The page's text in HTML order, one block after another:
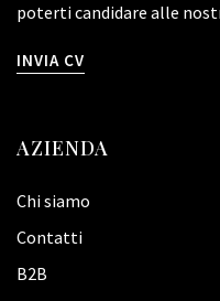
poterti candidare alle
INVIA CV
AZIENDA
Chi siamo
Contatti
B2B